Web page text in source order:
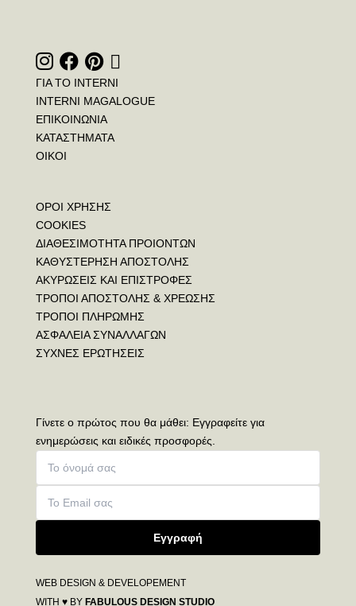
ΓΙΑ ΤΟ INTERNI
INTERNI MAGALOGUE
ΕΠΙΚΟΙΝΩΝΙΑ
ΚΑΤΑΣΤΗΜΑΤΑ
ΟΙΚΟΙ
ΟΡΟΙ ΧΡΗΣΗΣ
COOKIES
ΔΙΑΘΕΣΙΜΟΤΗΤΑ ΠΡΟΙΟΝΤΩΝ
ΚΑΘΥΣΤΕΡΗΣΗ ΑΠΟΣΤΟΛΗΣ
ΑΚΥΡΩΣΕΙΣ ΚΑΙ ΕΠΙΣΤΡΟΦΕΣ
ΤΡΟΠΟΙ ΑΠΟΣΤΟΛΗΣ & ΧΡΕΩΣΗΣ
ΤΡΟΠΟΙ ΠΛΗΡΩΜΗΣ
ΑΣΦΑΛΕΙΑ ΣΥΝΑΛΛΑΓΩΝ
ΣΥΧΝΕΣ ΕΡΩΤΗΣΕΙΣ
Γίνετε ο πρώτος που θα μάθει: Εγγραφείτε για
ενημερώσεις και ειδικές προσφορές.
Εγγραφή
WEB DESIGN & DEVELOPEMENT
WITH ♥ BY FABULOUS DESIGN STUDIO